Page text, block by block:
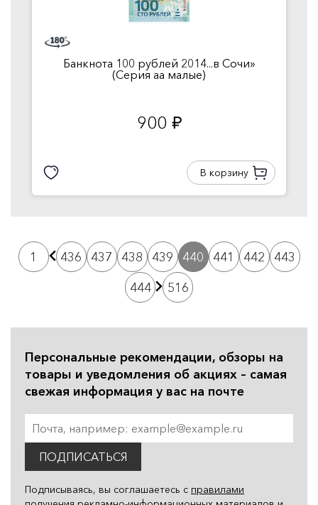
Банкнота 100 рублей 2014...в Сочи»
(Серия аа малые)
900 руб.
В корзину
1 436 437 438 439 440 441 442
443
444
516
Персональные рекомендации, обзоры на
товары и уведомления об акциях – самая
свежая информация у вас на почте
ПОДПИСАТЬСЯ
Подписываясь, вы соглашаетесь с правилами